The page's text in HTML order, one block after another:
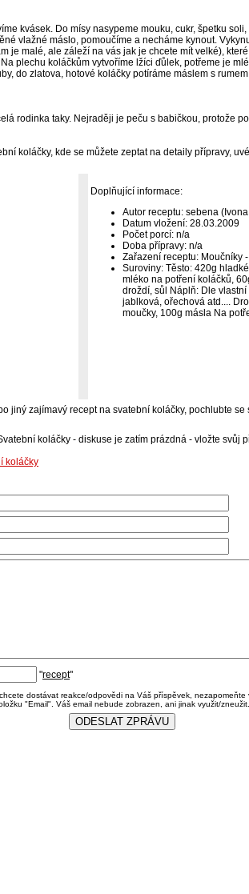
kvásek. Do mísy nasypeme mouku, cukr, špetku
vlažné máslo, pomoučíme a necháme kynout.
je malé, ale záleží na vás jak je chcete mít velké),
plechu koláčkům vytvoříme lžíci ďůlek, potřeme je
do zlatova, hotové koláčky potíráme máslem s
rodinka taky. Nejraději je peču s babičkou, protože
koláčky, kde se můžete zeptat na detaily přípravy,
Doplňující informace:
Autor receptu: sebena
Datum vložení: 28.03.2009
Počet porcí: n/a
Doba přípravy: n/a
Zařazení receptu: Moučníky
Suroviny: Těsto: 420g
mléko na potření koláčků,
droždí, sůl Náplň: Dle
jablková, ořechová atd....
moučky, 100g másla Na
jiný zajímavý recept na svatební koláčky, pochlubte se
koláčky - diskuse je zatím prázdná - vložte svůj
koláčky
"recept"
dostávat reakce/odpovědi na Váš příspěvek, nezapomeňte
"Email". Váš email nebude zobrazen, ani jinak využit/zneužit.